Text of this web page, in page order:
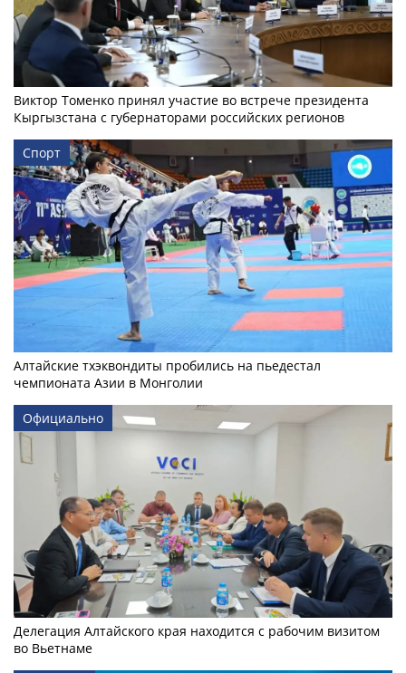
Виктор Томенко принял участие во встрече президента
Кыргызстана с губернаторами российских регионов
Спорт
Алтайские тхэквондиты пробились на пьедестал
чемпионата Азии в Монголии
Официально
Делегация Алтайского края находится с рабочим визитом
во Вьетнаме